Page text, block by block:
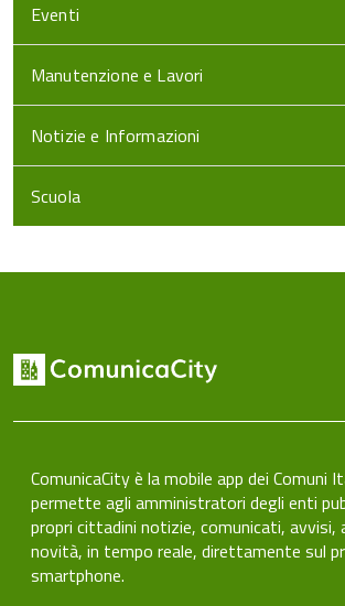
Eventi
Manutenzione e Lavori
Notizie e Informazioni
Scuola
ComunicaCity è la mobile app dei Comuni
permette agli amministratori degli enti
propri cittadini notizie, comunicati, avvisi,
novità, in tempo reale, direttamente sul
smartphone.